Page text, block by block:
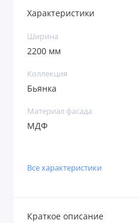
Характеристики
Ширина
2200 мм
Коллекция
Бьянка
Материал фасада
МДФ
Все характеристики
Краткое описание